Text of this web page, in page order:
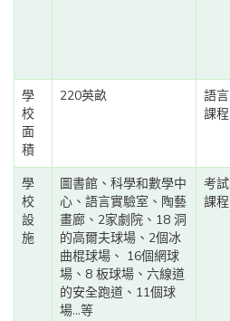
學
校
面
積
220英畝
語言
課程
學
校
設
施
圖書館、科學和數學中
心、語言實驗室、陶藝
畫廊、2家劇院、18 洞
的高爾夫球場、2個冰
曲棍球場、 16個網球
場、8 板球場、六線道
的安全跑道、11個球
場...等
考試
課程